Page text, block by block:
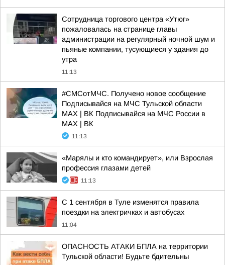
Сотрудница торгового центра «Утюг»
пожаловалась на странице главы
администрации на регулярный ночной шум и
пьяные компании, тусующиеся у здания до
утра
11:13
#СМСотМЧС. Получено новое сообщение
Подписывайся на МЧС Тульской области
MAX | ВК Подписывайся на МЧС России в
MAX | ВК
11:13
«Марялы и кто командирует», или Взрослая
профессия глазами детей
11:13
С 1 сентября в Туле изменятся правила
поездки на электричках и автобусах
11:04
ОПАСНОСТЬ АТАКИ БПЛА на территории
Тульской области! Будьте бдительны